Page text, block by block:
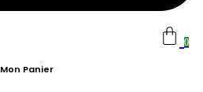
0
Mon Panier